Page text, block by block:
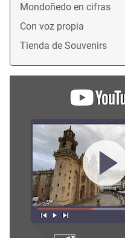
Mondoñedo en cifras
Con voz propia
Tienda de Souvenirs